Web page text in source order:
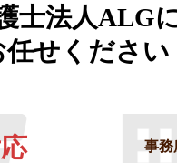
士法人ALG
任せください
事務